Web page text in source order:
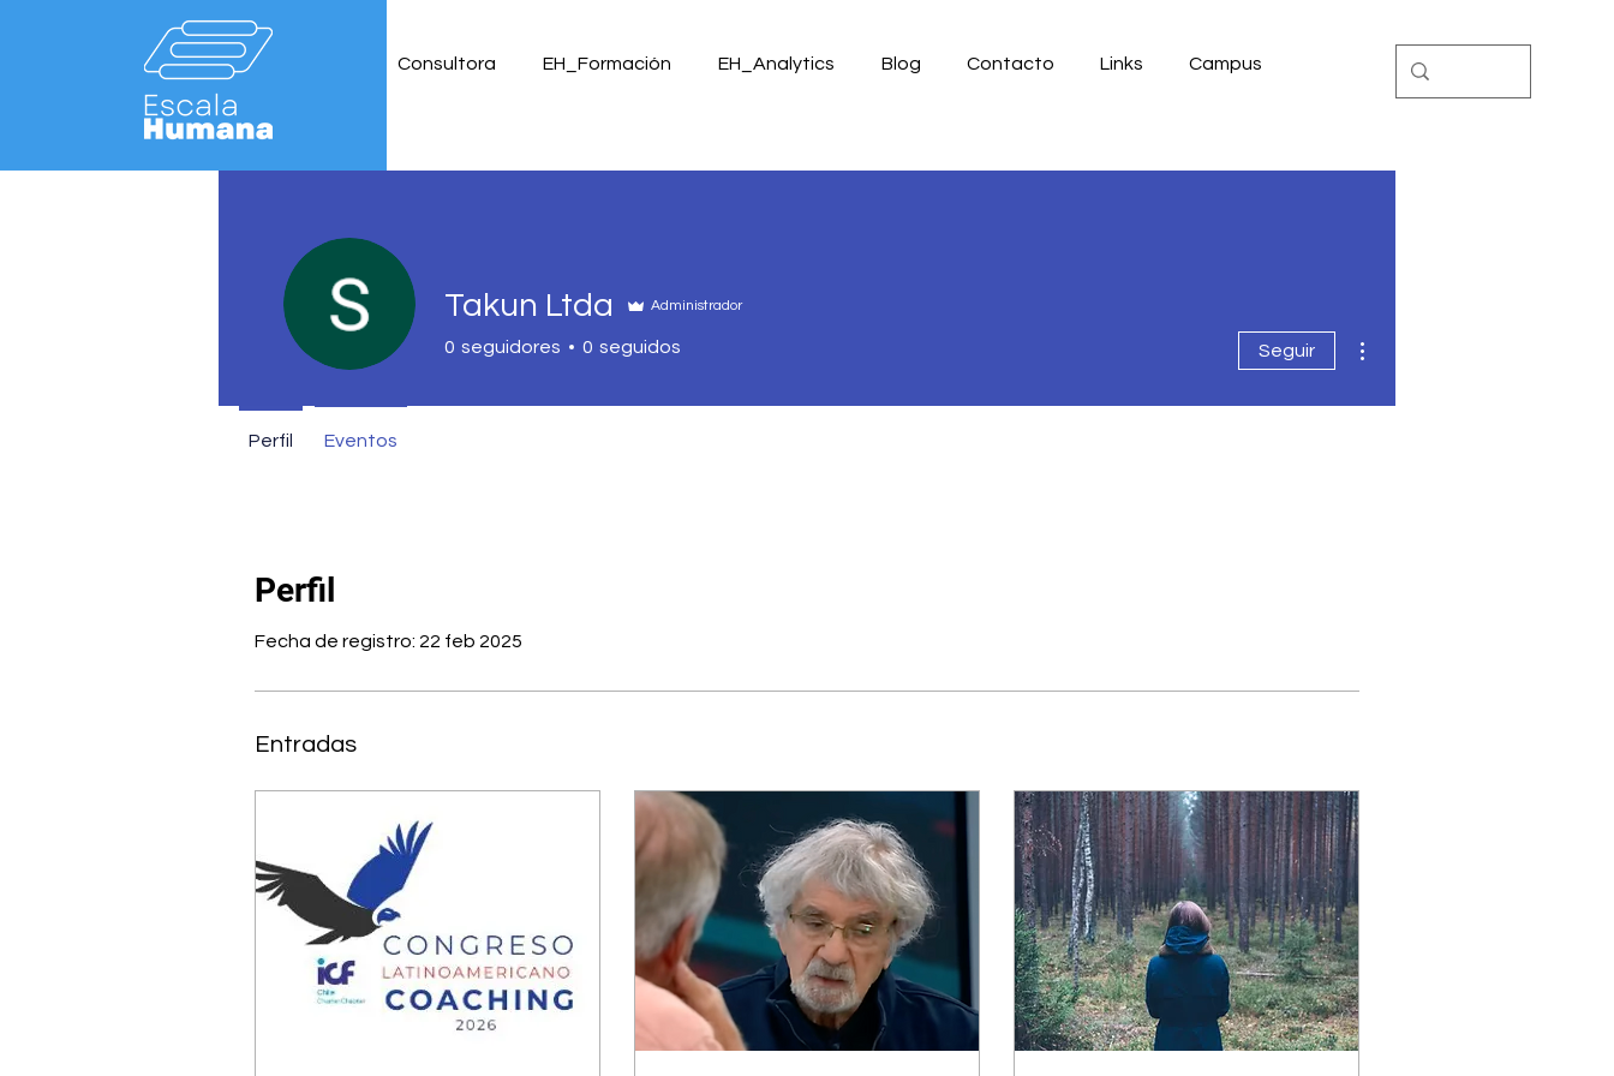
Consultora EH_Formación EH_Analytics Blog Contacto Links Campus
Perfil
Fecha de registro: 22 feb 2025
Entradas
Takun Ltda Administrador
0 seguidores 0 seguidos Seguir
Perfil Eventos